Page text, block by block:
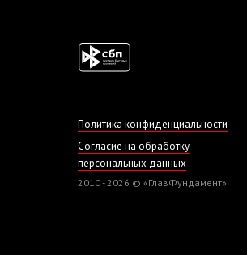
Политика конфиденциальности
Согласие на обработку
персональных данных
2010 - 2026 © «ГлавФундамент»